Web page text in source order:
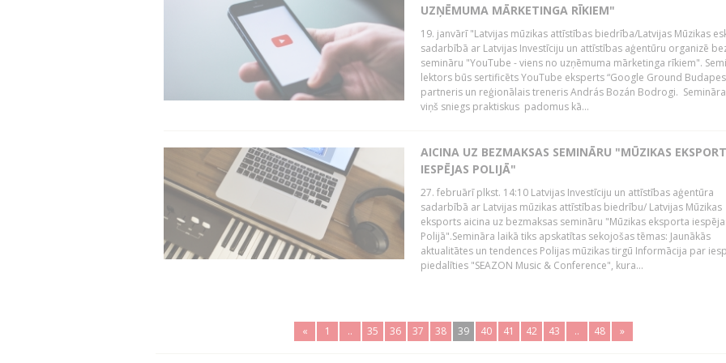
UZŅĒMUMA MĀRKETINGA RĪKIEM"
19. janvārī "Latvijas mūzikas attīstības biedrība/Latvijas Mūzikas
sadarbībā ar Latvijas Investīciju un attīstības aģentūru organizē
semināru "YouTube - viens no uzņēmuma mārketinga rīkiem".
lektors būs sertificēts YouTube eksperts “Google Ground
partneris un reģionālais treneris András Bozán Bodrogi.
viņš sniegs praktiskus padomus kā...
AICINA UZ BEZMAKSAS SEMINĀRU "MŪZIKAS
IESPĒJAS POLIJĀ"
27. februārī plkst. 14:10 Latvijas Investīciju un attīstības aģentūra
sadarbībā ar Latvijas mūzikas attīstības biedrību/ Latvijas Mūzikas
eksports aicina uz bezmaksas semināru "Mūzikas eksporta
Polijā".Semināra laikā tiks apskatītas sekojošas tēmas: Jaunākās
aktualitātes un tendences Polijas mūzikas tirgū Informācija par
piedalīties "SEAZON Music & Conference", kura...
« 1 .. 35 36 37 38 39 40 41 42 43 .. 48 »